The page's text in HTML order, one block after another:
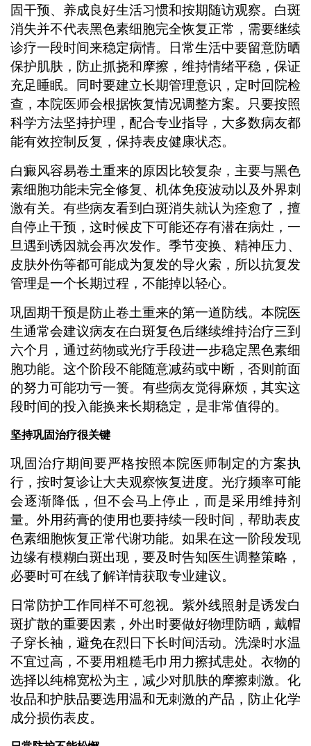
固干预、养成良好生活习惯和按期随访观察。白斑
消失并不代表黑色素细胞完全恢复正常，需要继续
诊疗一段时间来稳定病情。日常生活中要留意防晒
保护肌肤，防止抓挠和摩擦，维持情绪平稳，保证
充足睡眠。同时要建立长期管理意识，定时回院检
查，本院医师会根据恢复情况调整方案。只要按照
科学方法坚持护理，配合专业指导，大多数病友都
能有效控制反复，保持表皮健康状态。
白癜风容易卷土重来的原因比较复杂，主要与黑色
素细胞功能未完全修复、机体免疫波动以及外界刺
激有关。有些病友看到白斑消失就认为痊愈了，擅
自停止干预，这时候皮下可能还存有潜在病灶，一
旦遇到诱因就会再次发作。季节变换、精神压力、
皮肤外伤等都可能成为复发的导火索，所以抗复发
管理是一个长期过程，不能掉以轻心。
巩固期干预是防止卷土重来的第一道防线。本院医
生通常会建议病友在白斑复色后继续维持治疗三到
六个月，通过药物或光疗手段进一步稳定黑色素细
胞功能。这个阶段不能随意减药或中断，否则前面
的努力可能功亏一篑。有些病友觉得麻烦，其实这
段时间的投入能换来长期稳定，是非常值得的。
坚持巩固治疗很关键
巩固治疗期间要严格按照本院医师制定的方案执
行，按时复诊让大夫观察恢复进度。光疗频率可能
会逐渐降低，但不会马上停止，而是采用维持剂
量。外用药膏的使用也要持续一段时间，帮助表皮
色素细胞恢复正常代谢功能。如果在这一阶段发现
边缘有模糊白斑出现，要及时告知医生调整策略，
必要时可在线了解详情获取专业建议。
日常防护工作同样不可忽视。紫外线照射是诱发白
斑扩散的重要因素，外出时要做好物理防晒，戴帽
子穿长袖，避免在烈日下长时间活动。洗澡时水温
不宜过高，不要用粗糙毛巾用力擦拭患处。衣物的
选择以纯棉宽松为主，减少对肌肤的摩擦刺激。化
妆品和护肤品要选用温和无刺激的产品，防止化学
成分损伤表皮。